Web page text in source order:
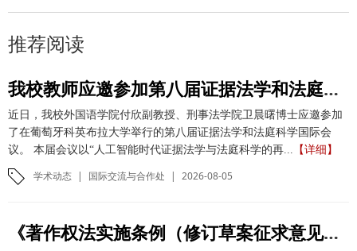
推荐阅读
我校教师应邀参加第八届证据法学和法庭科学国际会议并作学术报告
近日，我校外国语学院付欣副教授、刑事法学院卫晨曙博士应邀参加
了在葡萄牙科英布拉大学举行的第八届证据法学和法庭科学国际会
议。 本届会议以“人工智能时代证据法学与法庭科学的再...
【详细】
学术动态 | 国际交流与合作处 | 2026-08-05
《著作权法实施条例（修订草案征求意见稿）》专家研讨会在我校举办